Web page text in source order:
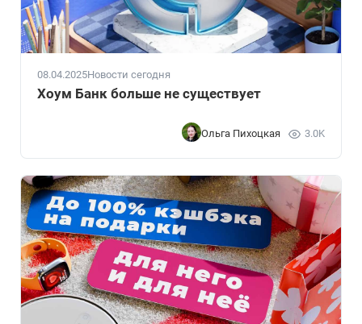
08.04.2025Новости сегодня
Хоум Банк больше не существует
Ольга Пихоцкая 3.0K